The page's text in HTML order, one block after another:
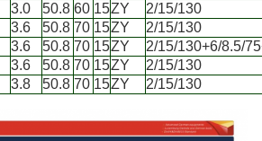
3.0 50.8 60 15ZY
2/15/130
3.6 50.8 70 15ZY
2/15/130
3.6 50.8 70 15ZY
2/15/130+6/8.5/
3.6 50.8 70 15ZY
2/15/130
3.8 50.8 70 15ZY 2/15/130